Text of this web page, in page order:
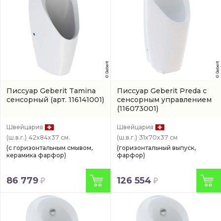
Писсуар Geberit Tamina
сенсорный (арт. 116141001)
Швейцария
(ш.в.г.) 42x84x37 см.
(с горизонтальным смывом,
керамика фарфор)
86 779
Писсуар Geberit Preda с
сенсорным управлением
(116073001)
Швейцария
(ш.в.г.) 31x70x37 см
(горизонтальный выпуск,
фарфор)
126 554